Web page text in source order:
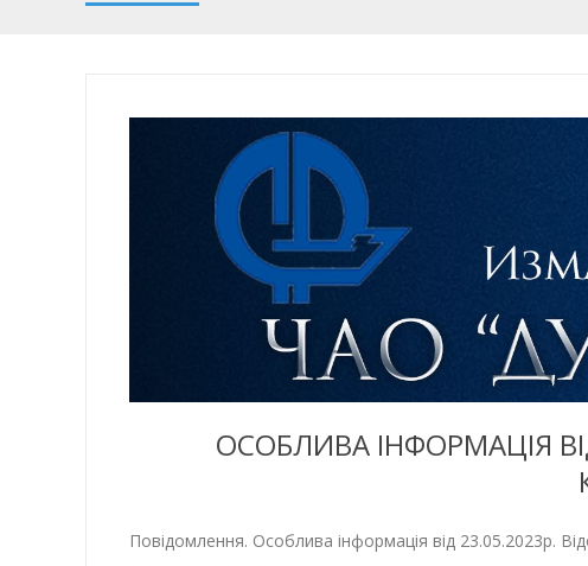
ОСОБЛИВА ІНФОРМАЦІЯ
Повідомлення. Особлива інформація від 23.05.2023р.